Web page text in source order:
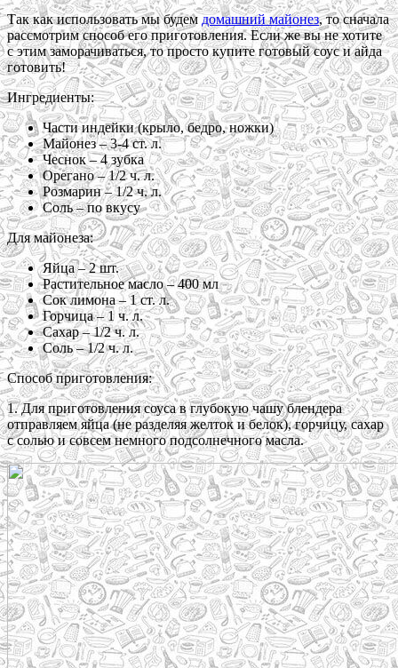
Так как использовать мы будемдомашний майонез, то сначала
рассмотрим способ его приготовления. Если же вы не хотите
с этим заморачиваться, то просто купите готовый соус и айда
готовить!
Ингредиенты:
Части индейки (крыло, бедро, ножки)
Майонез – 3-4 ст. л.
Чеснок – 4 зубка
Орегано – 1/2 ч. л.
Розмарин – 1/2 ч. л.
Соль – по вкусу
Для майонеза:
Яйца – 2 шт.
Растительное масло – 400 мл
Сок лимона – 1 ст. л.
Горчица – 1 ч. л.
Сахар – 1/2 ч. л.
Соль – 1/2 ч. л.
Способ приготовления:
1. Для приготовления соуса в глубокую чашу блендера
отправляем яйца (не разделяя желток и белок), горчицу, сахар
с солью и совсем немного подсолнечного масла.